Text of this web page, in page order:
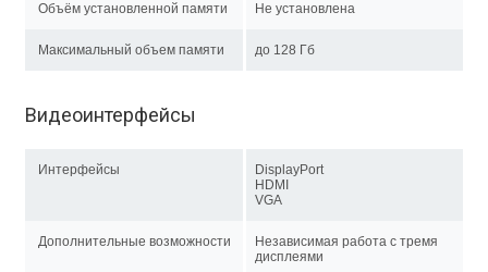
Объём установленной памяти Не установлена
Максимальный объем памяти до 128 Гб
Видеоинтерфейсы
Интерфейсы
DisplayPort
HDMI
VGA
Дополнительные возможности
Независимая работа с тремя
дисплеями